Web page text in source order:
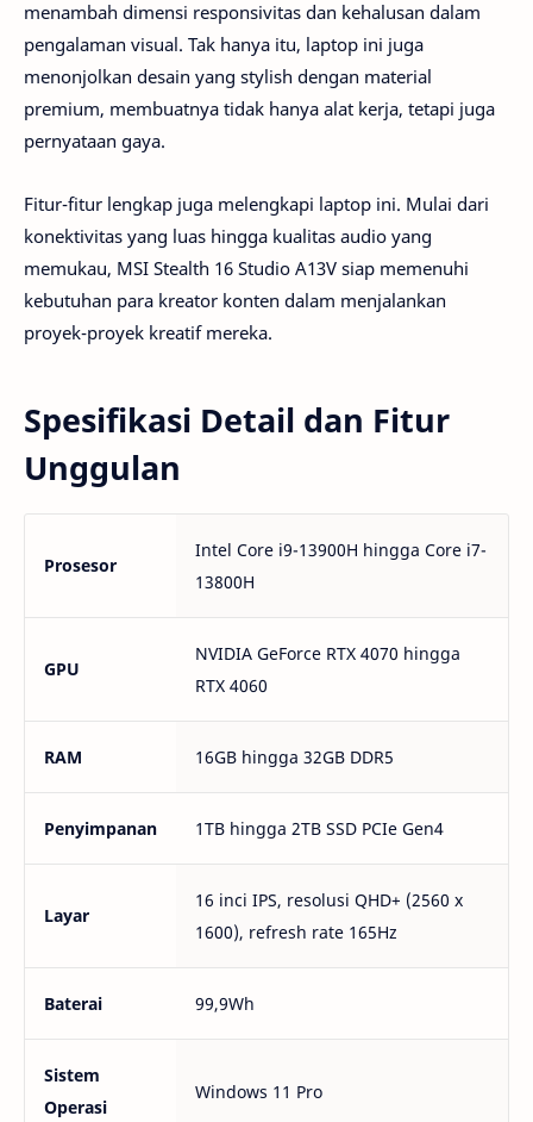
menambah dimensi responsivitas dan kehalusan dalam
pengalaman visual. Tak hanya itu, laptop ini juga
menonjolkan desain yang stylish dengan material
premium, membuatnya tidak hanya alat kerja, tetapi juga
pernyataan gaya.
Fitur-fitur lengkap juga melengkapi laptop ini. Mulai dari
konektivitas yang luas hingga kualitas audio yang
memukau, MSI Stealth 16 Studio A13V siap memenuhi
kebutuhan para kreator konten dalam menjalankan
proyek-proyek kreatif mereka.
Spesifikasi Detail dan Fitur
Unggulan
Prosesor
Intel Core i9-13900H hingga Core i7-
13800H
GPU
NVIDIA GeForce RTX 4070 hingga
RTX 4060
RAM 16GB hingga 32GB DDR5
Penyimpanan 1TB hingga 2TB SSD PCIe Gen4
Layar
16 inci IPS, resolusi QHD+ (2560 x
1600), refresh rate 165Hz
Baterai 99,9Wh
Sistem
Operasi
Windows 11 Pro